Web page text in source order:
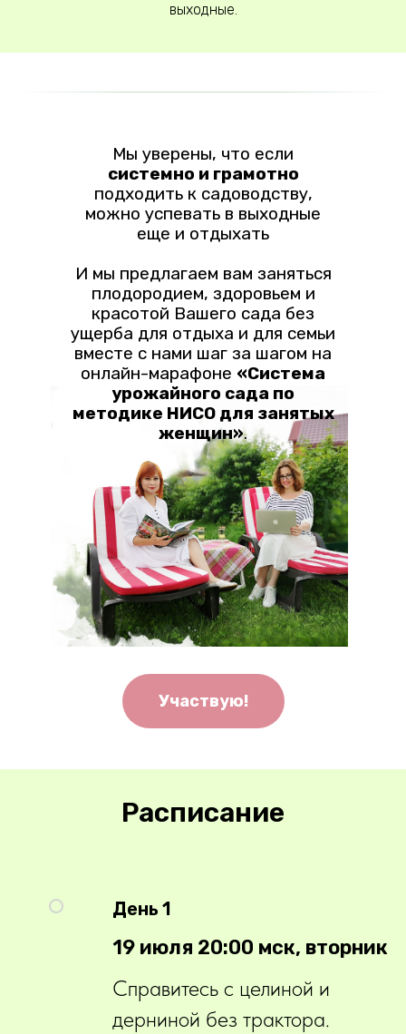
выходные.
Мы уверены, что если
системно и грамотно
подходить к садоводству,
можно успевать в выходные
еще и отдыхать
И мы предлагаем вам заняться
плодородием, здоровьем и
красотой Вашего сада без
ущерба для отдыха и для семьи
вместе с нами шаг за шагом на
онлайн-марафоне «Система
урожайного сада по
методике НИСО для занятых
женщин».
Участвую!
Расписание
День 1
19 июля 20:00 мск, вторник
Справитесь с целиной и
дерниной без трактора.